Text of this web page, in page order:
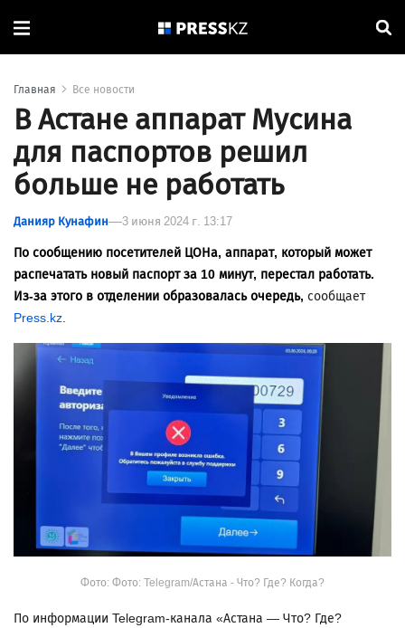
Главная Все новости
В Астане аппарат Мусина
для паспортов решил
больше не работать
Данияр Кунафин 3 июня 2024 г. 13:17
По сообщению посетителей ЦОНа, аппарат, который может
распечатать новый паспорт за 10 минут, перестал работать.
Из-за этого в отделении образовалась очередь, сообщает
Press.kz.
Фото: Фото: Telegram/Астана - Что? Где? Когда?
По информации Telegram-канала «Астана — Что? Где?